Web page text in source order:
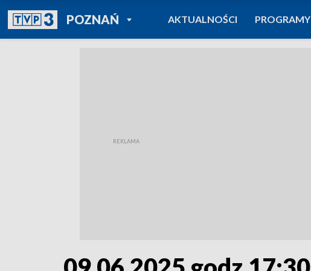
POZNAŃPOWRÓT DO
TVP REGIONY
AKTUALNOŚCI PROGRAMY